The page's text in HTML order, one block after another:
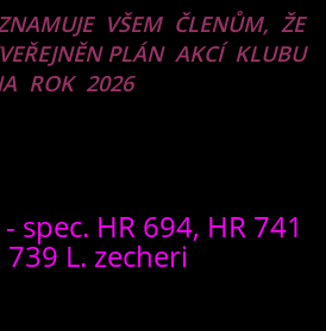
VŠEM ČLENŮM, ŽE
PLÁN AKCÍ KLUBU
ROK 2026
spec. HR 694, HR 741
L. zecheri